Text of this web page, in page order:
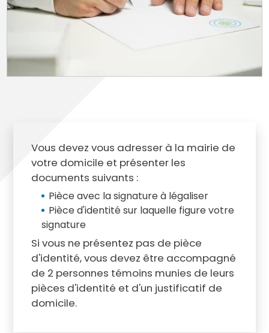
Vous devez vous adresser à la mairie de
votre domicile et présenter les
documents suivants :
Pièce avec la signature à légaliser
Pièce d'identité sur laquelle figure votre
signature
Si vous ne présentez pas de pièce
d'identité, vous devez être accompagné
de 2 personnes témoins munies de leurs
pièces d'identité et d'un justificatif de
domicile.